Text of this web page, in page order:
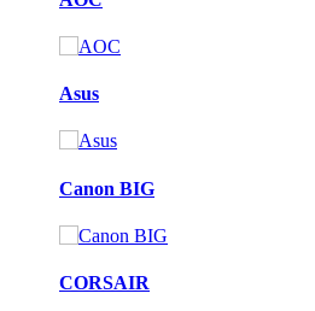
Asus
Canon BIG
CORSAIR